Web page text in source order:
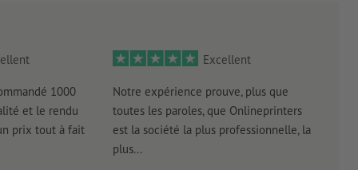
1000
et le rendu
prix tout à fait
Excellent
Notre expérience prouve, plus que
toutes les paroles, que Onlineprinters
est la société la plus professionnelle, la
plus...